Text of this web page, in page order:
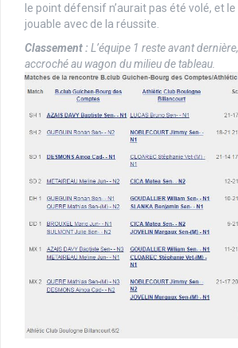
le point défensif n’aurait pas été volé, et
jouable avec de la réussite.
Classement :L’équipe 1 reste avant
accroché au wagon du milieu de tableau.